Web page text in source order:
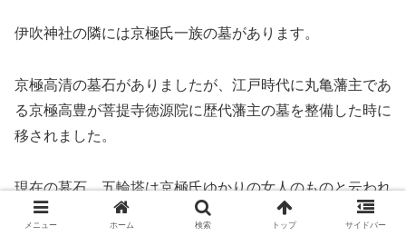
伊吹神社の隣には京極氏一族の墓があります。
京極高清の墓石がありましたが、江戸時代に丸亀藩主であ
る京極高豊が菩提寺徳源院に歴代藩主の墓を整備した時に
移されました。
現在の墓石、五輪塔は京極氏ゆかりの女人のものと云われ
ています。
メニュー ホーム 検索 トップ サイドバー